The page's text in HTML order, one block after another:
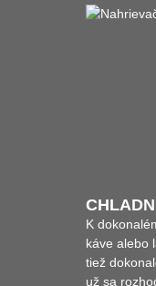
K
káve alebo
tiež
už sa